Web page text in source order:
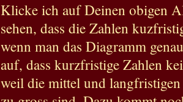
Klicke ich auf Deinen obigen
sehen, dass die Zahlen
wenn man das Diagramm
auf, dass kurzfristige Zahlen
weil die mittel und